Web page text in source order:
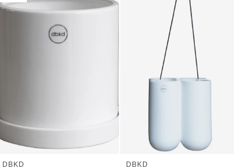
DBKD DBKD